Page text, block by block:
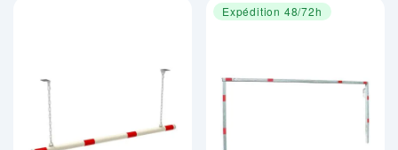
modèles pour chaque besoin. Nos portiques peuvent être
et une sélection de modèles adaptés à chaque
configuration, afin de répondre à vos exigences
spécifiques en matière de sécurité et de gestion des
accès. Ces équipements contribuent également à la
Expédition 48/72h